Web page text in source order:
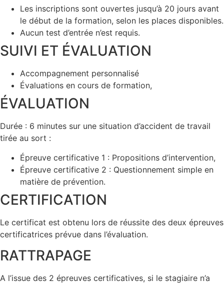
Les inscriptions sont ouvertes jusqu’à 20 jours avant
le début de la formation, selon les places disponibles.
Aucun test d’entrée n’est requis.
SUIVI ET ÉVALUATION
Accompagnement personnalisé
Évaluations en cours de formation,
ÉVALUATION
Durée : 6 minutes sur une situation d’accident de travail
tirée au sort :
Épreuve certificative 1 : Propositions d’intervention,
Épreuve certificative 2 : Questionnement simple en
matière de prévention.
CERTIFICATION
Le certificat est obtenu lors de réussite des deux épreuves
certificatrices prévue dans l’évaluation.
RATTRAPAGE
A l’issue des 2 épreuves certificatives, si le stagiaire n’a